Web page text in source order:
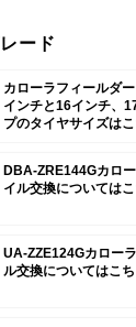
ード
カローラフィールダ
インチと16インチ、
プのタイヤサイズは
DBA-ZRE144Gカロ
イル交換については
UA-ZZE124Gカロー
ル交換についてはこ